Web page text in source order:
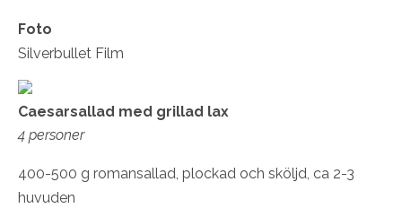
Foto
Silverbullet Film
Caesarsallad med grillad lax
4 personer
400-500 g romansallad, plockad och sköljd, ca 2-3
huvuden